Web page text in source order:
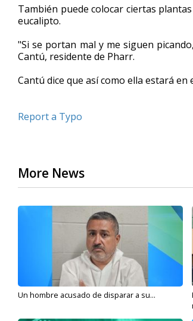
También puede colocar ciertas
eucalipto.
"Si se portan mal y me siguen
Cantú, residente de Pharr.
Cantú dice que así como ella estará
Report a Typo
More News
Un hombre acusado de disparar a su...